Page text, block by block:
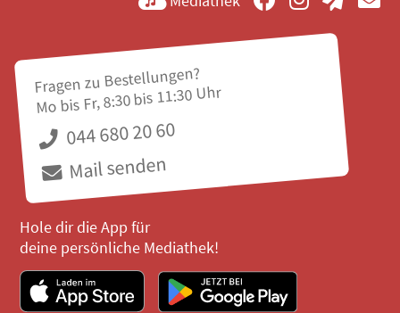
Fragen zu Bestellungen?
Mo bis Fr, 8:30 bis 11:30 Uhr
044 680 20 60
Mail senden
Hole dir die App für
deine persönliche Mediathek!